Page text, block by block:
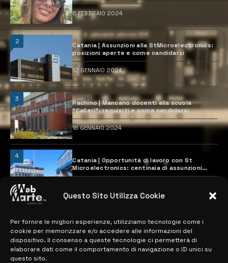
Questo Sito Utilizza Cookie
Per fornire le migliori esperienze, utilizziamo tecnologie come i
cookie per memorizzare e/o accedere alle informazioni del
dispositivo. Il consenso a queste tecnologie ci permetterà di
elaborare dati come il comportamento di navigazione o ID unici su
questo sito.
6 FEBBRAIO 2024
2
Catania | Assunzioni alla StMicroelectronics:
posizioni aperte e come candidarsi
12 GENNAIO 2024
3
Pachino | Mancano docenti alla scuola
“Calleri”: requisiti e come candidarsi
18 GENNAIO 2024
4
Catania | Opportunità di lavoro con St
Microelectronics: centinaia di assunzioni
previste
MAPPA DEL SITO
> NOTIZIE